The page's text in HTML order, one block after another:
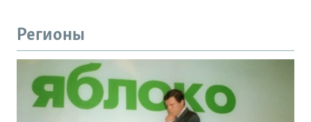
Регионы